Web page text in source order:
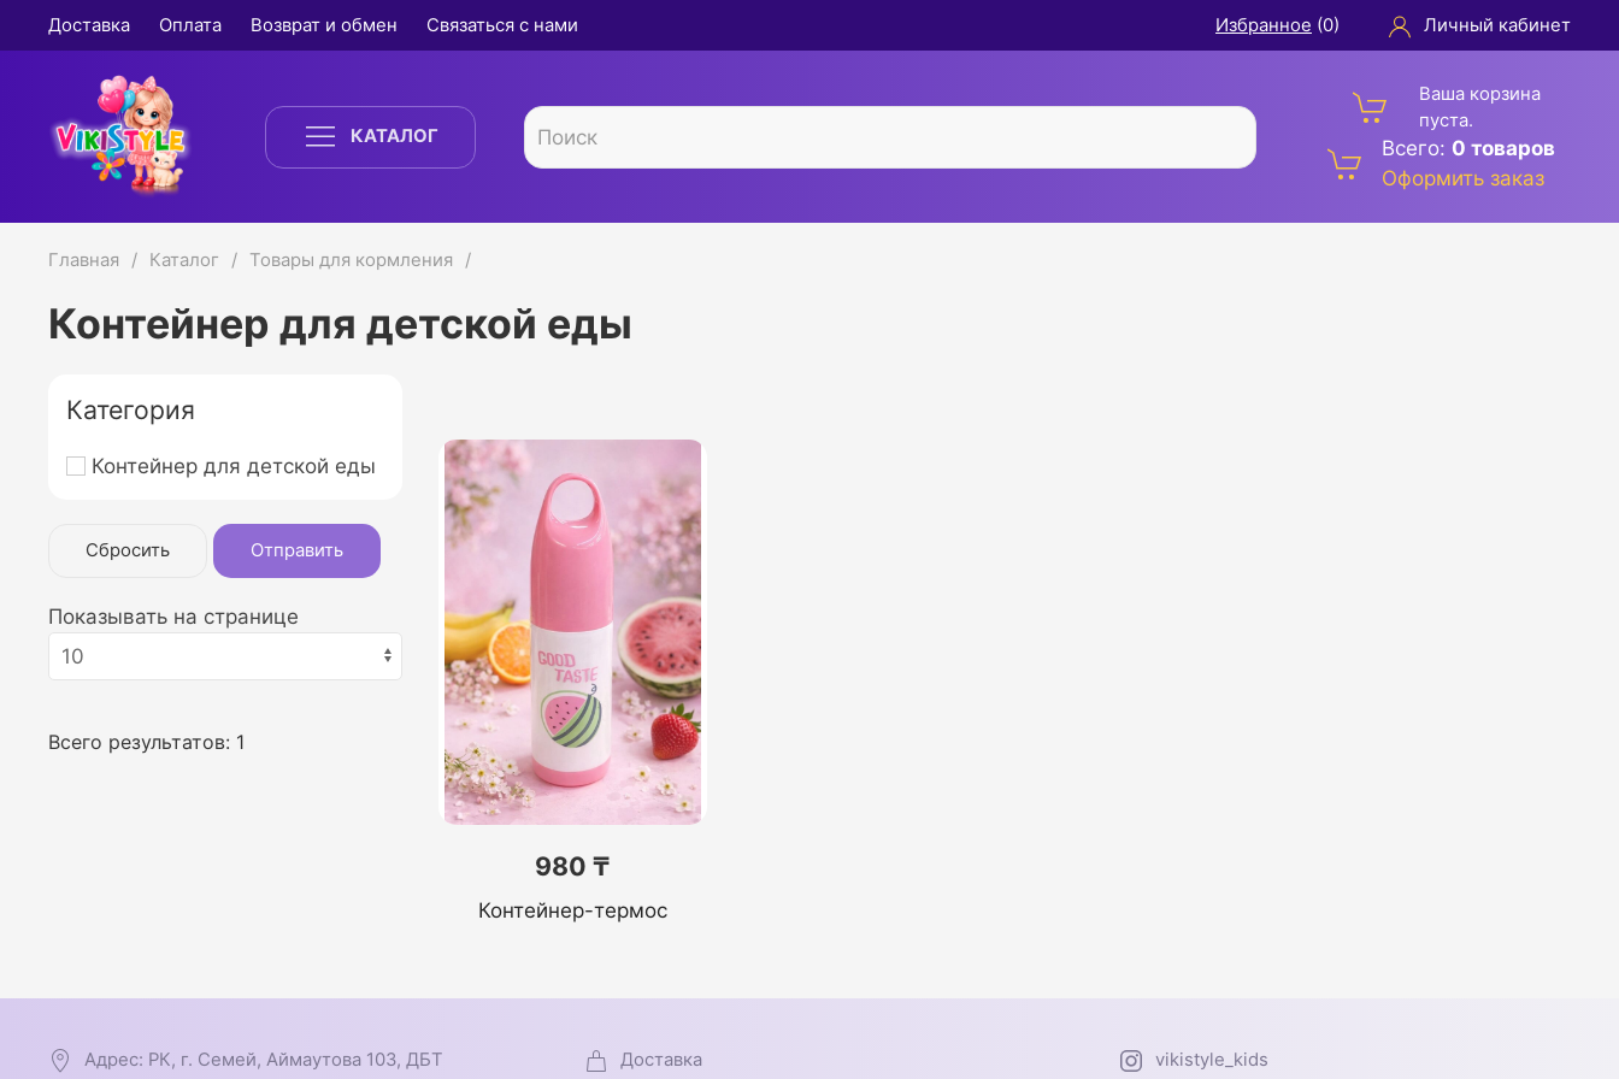
Доставка Оплата Возврат и обмен Связаться с нами Избранное (0) Личный кабинет
КАТАЛОГ
Ваша корзина
пуста.
Всего: 0 товаров
Оформить заказ
Главная Каталог Товары для кормления
Контейнер для детской еды
Категория
Контейнер для детской еды
Сбросить Отправить
Показывать на странице
Всего результатов: 1
980 ₸
Контейнер-термос
Адрес: РК, г. Семей, Аймаутова 103, ДБТ Доставка vikistyle_kids